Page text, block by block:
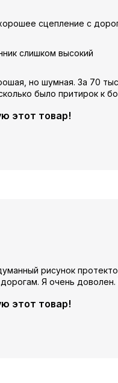
сцепление с
слишком высокий
но шумная. За 70
было притирок к
этот товар!
рисунок
Я очень
этот товар!